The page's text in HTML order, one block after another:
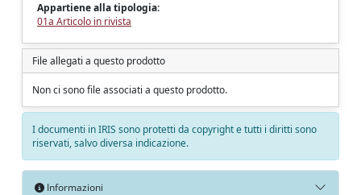
Appartiene alla tipologia:
01a Articolo in rivista
File allegati a questo prodotto
Non ci sono file associati a questo prodotto.
I documenti in IRIS sono protetti da copyright e tutti i diritti sono
riservati, salvo diversa indicazione.
Informazioni